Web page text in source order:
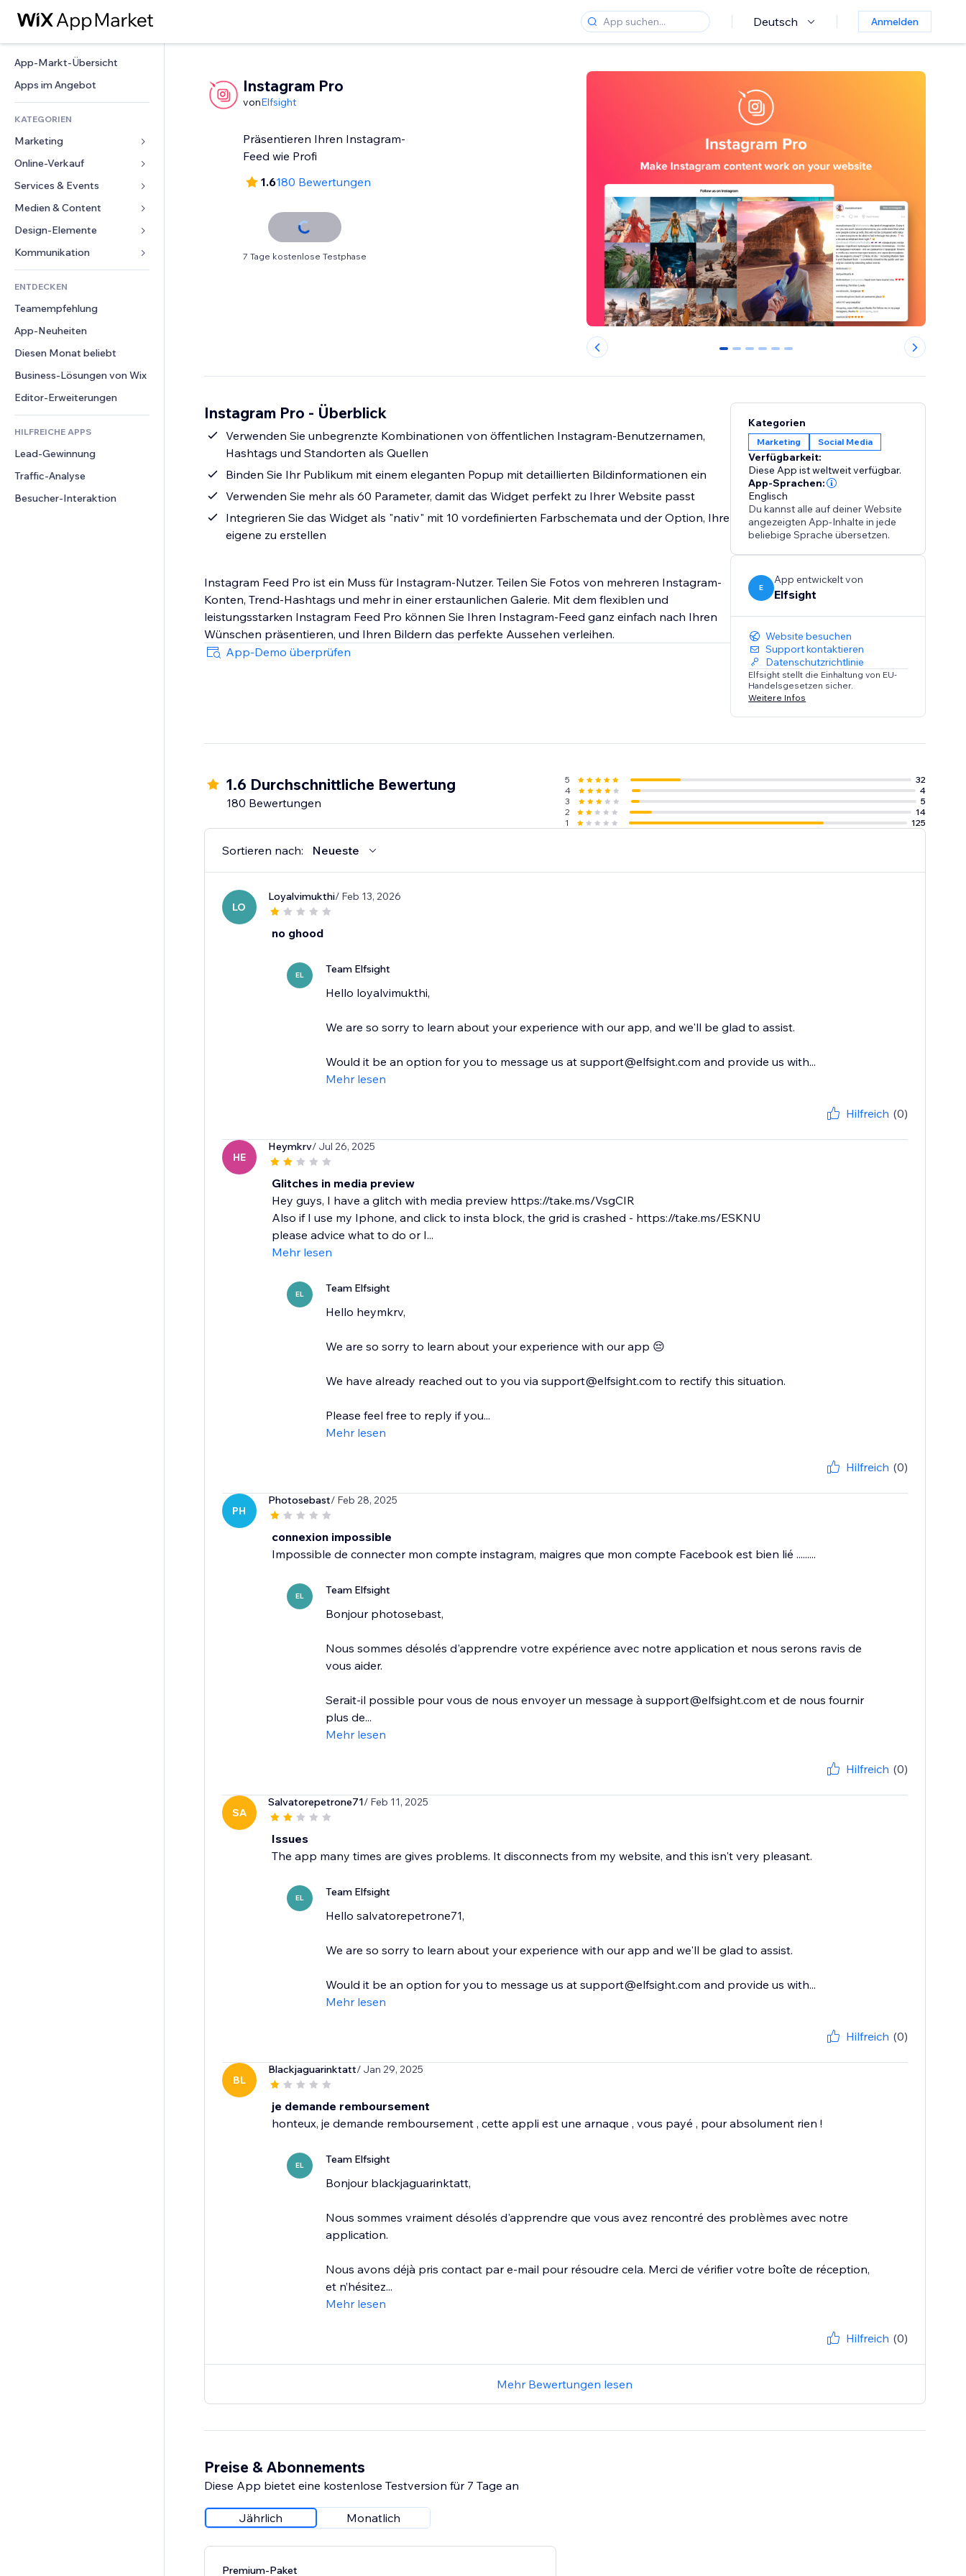
Deutsch Anmelden
App-Markt-Übersicht
Apps im Angebot
KATEGORIEN
Marketing
Anzeigen
Mobil
Statistiken
Website-Einträge
E-Mail
Online-Verkauf
Apps für Shops
Versand & Lieferung
Verkaufen-Buttons
Buchhaltung
Gutscheine & Treuebonus
Lagerlösungen
Speisen & Getränke
Services & Events
Hotels
Events
Restaurants
Immobilien
Buchungen
Medien & Content
Galerie
Musik
Podcasts
Fotografie
Video
PDF
Dateifreigabe
News
Design-Elemente
Karten & Navigation
Datenschutz & Sicherheit
Uhr
Seiten-Vorlagen
Bildeffekte
Buttons & Menüs
Banner & Abzeichen
Taschenrechner
Suche
Wetter
Diagramme & Tabellen
Formulare
Umfragen
Chat
Kommentare
Telefon
Community
Bewertungen und Feedback
CRM
ENTDECKEN
Teamempfehlung
App-Neuheiten
Diesen Monat beliebt
Business-Lösungen von Wix
Editor-Erweiterungen
HILFREICHE APPS
Lead-Gewinnung
Traffic-Analyse
Besucher-Interaktion
Instagram Pro
vonElfsight
Präsentieren Ihren Instagram-
Feed wie Profi
1.6180 Bewertungen
7 Tage kostenlose Testphase
0 1 2 3 4 5
Instagram Pro - Überblick
Verwenden Sie unbegrenzte Kombinationen von öffentlichen Instagram-Benutzernamen,
Hashtags und Standorten als Quellen
Binden Sie Ihr Publikum mit einem eleganten Popup mit detaillierten Bildinformationen ein
Verwenden Sie mehr als 60 Parameter, damit das Widget perfekt zu Ihrer Website passt
Integrieren Sie das Widget als "nativ" mit 10 vordefinierten Farbschemata und der Option, Ihre
eigene zu erstellen
Instagram Feed Pro ist ein Muss für Instagram-Nutzer. Teilen Sie Fotos von mehreren Instagram-
Konten, Trend-Hashtags und mehr in einer erstaunlichen Galerie. Mit dem flexiblen und
leistungsstarken Instagram Feed Pro können Sie Ihren Instagram-Feed ganz einfach nach Ihren
Wünschen präsentieren, und Ihren Bildern das perfekte Aussehen verleihen.
App-Demo überprüfen
Kategorien
Marketing Social Media
Verfügbarkeit:
Diese App ist weltweit verfügbar.
App-Sprachen:
Englisch
Du kannst alle auf deiner Website
angezeigten App-Inhalte in jede
beliebige Sprache übersetzen.
E
App entwickelt von
Elfsight
Website besuchen
Support kontaktieren
Datenschutzrichtlinie
Elfsight stellt die Einhaltung von EU-
Handelsgesetzen sicher.
Weitere Infos
1.6 Durchschnittliche Bewertung
180 Bewertungen
5
32
4
4
3
5
2
14
1
125
Sortieren nach: Neueste
LO
Loyalvimukthi/ Feb 13, 2026
no ghood
EL Team Elfsight
Hello loyalvimukthi,
We are so sorry to learn about your experience with our app, and we'll be glad to assist.
Would it be an option for you to message us at support@elfsight.com and provide us with...
Mehr lesen
Hilfreich (0)
HE
Heymkrv/ Jul 26, 2025
Glitches in media preview
Hey guys, I have a glitch with media preview https://take.ms/VsgCIR
Also if I use my Iphone, and click to insta block, the grid is crashed - https://take.ms/ESKNU
please advice what to do or I...
Mehr lesen
EL Team Elfsight
Hello heymkrv,
We are so sorry to learn about your experience with our app 😔
We have already reached out to you via support@elfsight.com to rectify this situation.
Please feel free to reply if you...
Mehr lesen
Hilfreich (0)
PH
Photosebast/ Feb 28, 2025
connexion impossible
Impossible de connecter mon compte instagram, maigres que mon compte Facebook est bien lié .........
EL Team Elfsight
Bonjour photosebast,
Nous sommes désolés d'apprendre votre expérience avec notre application et nous serons ravis de
vous aider.
Serait-il possible pour vous de nous envoyer un message à support@elfsight.com et de nous fournir
plus de...
Mehr lesen
Hilfreich (0)
SA
Salvatorepetrone71/ Feb 11, 2025
Issues
The app many times are gives problems. It disconnects from my website, and this isn't very pleasant.
EL Team Elfsight
Hello salvatorepetrone71,
We are so sorry to learn about your experience with our app and we'll be glad to assist.
Would it be an option for you to message us at support@elfsight.com and provide us with...
Mehr lesen
Hilfreich (0)
BL
Blackjaguarinktatt/ Jan 29, 2025
je demande remboursement
honteux, je demande remboursement , cette appli est une arnaque , vous payé , pour absolument rien !
EL Team Elfsight
Bonjour blackjaguarinktatt,
Nous sommes vraiment désolés d'apprendre que vous avez rencontré des problèmes avec notre
application.
Nous avons déjà pris contact par e-mail pour résoudre cela. Merci de vérifier votre boîte de réception,
et n’hésitez...
Mehr lesen
Hilfreich (0)
Mehr Bewertungen lesen
Preise & Abonnements
Diese App bietet eine kostenlose Testversion für 7 Tage an
Jährlich Monatlich
Premium-Paket